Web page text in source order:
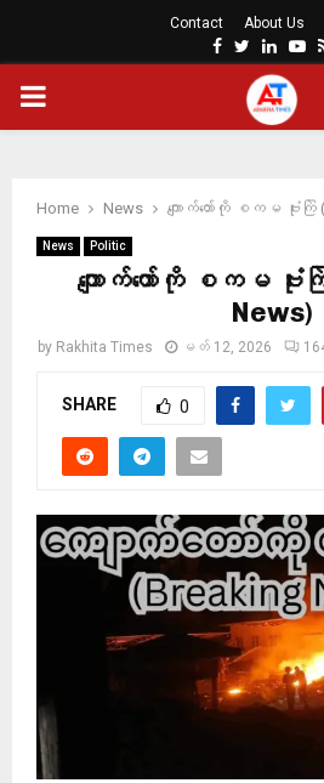
Contact About Us
Facebook
Twitter
PRIMARY
Home News ကျောက်တော်ကို စကမ ဗုံးကြဲ
News Politic
ကျောက်တော်ကို စကမ ဗုံး
News)
by Rakhita Times မတ် 12, 2026
SHARE 0